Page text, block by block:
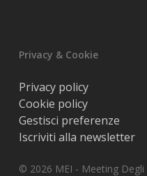
Privacy & Cookie
Privacy policy
Cookie policy
Gestisci preferenze
Iscriviti alla newsletter
© 2026 MEI - Meeting